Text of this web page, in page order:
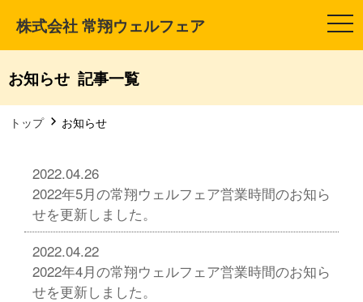
株式会社 常翔ウェルフェア
t
o
a
お知らせ 記事一覧
トップ お知らせ
2022.04.26
2022年5月の常翔ウェルフェア営業時間のお知ら
せを更新しました。
2022.04.22
2022年4月の常翔ウェルフェア営業時間のお知ら
せを更新しました。